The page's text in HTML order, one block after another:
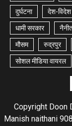
दुर्घटना देश-विदेश
धामी सरकार
मौसम रुद्रपुर
सोशल मीडिया वायरल
Copyright Doon
Manish naithani